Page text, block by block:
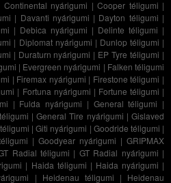
Continental nyárigumi | Cooper téligumi |
| Davanti nyárigumi | Dayton téligumi |
| Debica nyárigumi | Delinte téligumi |
| Diplomat nyárigumi | Dunlop téligumi |
| Duraturn nyárigumi | EP Tyre téligumi |
| Evergreen nyárigumi | Falken téligumi
| Firemax nyárigumi | Firestone téligumi |
| Fortuna nyárigumi | Fortune téligumi |
| Fulda nyárigumi | General téligumi |
|General Tire nyárigumi |Gislaved
|Giti nyárigumi | Goodride téligumi |
| Goodyear nyárigumi | GRIPMAX
Radial téligumi | GT Radial nyárigumi |
| Haida téligumi | Haida nyárigumi |
| Heidenau téligumi | Heidenau